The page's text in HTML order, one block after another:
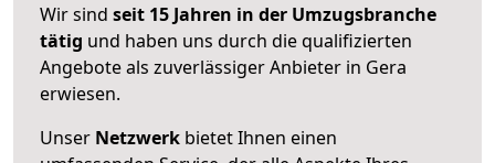
Wir sind seit 15 Jahren in der Umzugsbranche
tätig und haben uns durch die qualifizierten
Angebote als zuverlässiger Anbieter in Gera
erwiesen.
Unser Netzwerk bietet Ihnen einen